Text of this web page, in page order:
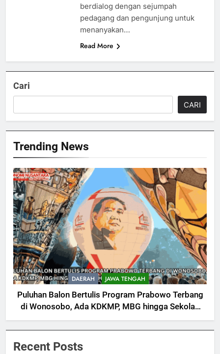
berdialog dengan sejumpah
pedagang dan pengunjung untuk
menanyakan…
Read More
Cari
CARI
Trending News
DAERAH JAWA TENGAH
Puluhan Balon Bertulis Program Prabowo Terbang
di Wonosobo, Ada KDKMP, MBG hingga Sekolah
Rakyat
Recent Posts